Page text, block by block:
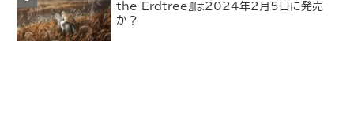
the Erdtree』は2024年2月5日に発売
か？